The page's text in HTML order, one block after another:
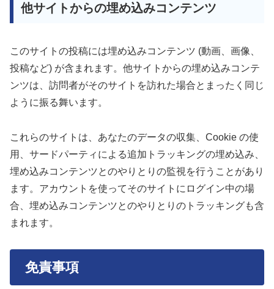
他サイトからの埋め込みコンテンツ
このサイトの投稿には埋め込みコンテンツ (動画、画像、
投稿など) が含まれます。他サイトからの埋め込みコンテ
ンツは、訪問者がそのサイトを訪れた場合とまったく同じ
ように振る舞います。
これらのサイトは、あなたのデータの収集、Cookie の使
用、サードパーティによる追加トラッキングの埋め込み、
埋め込みコンテンツとのやりとりの監視を行うことがあり
ます。アカウントを使ってそのサイトにログイン中の場
合、埋め込みコンテンツとのやりとりのトラッキングも含
まれます。
免責事項